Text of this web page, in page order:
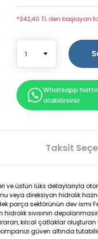
*242,40 TL den başlayan
Whatsapp
alabilirsiniz
Taksit
üstün lüks detaylarıyla
veya direksiyon hidrolik
parça sektörünün dev ismi
hidrolik sıvısının
kılcal çatlaklar
güven altında